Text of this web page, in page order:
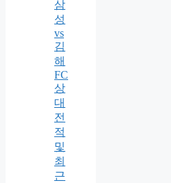
삼
성
vs
김
해
FC
상
대
전
적
및
최
근